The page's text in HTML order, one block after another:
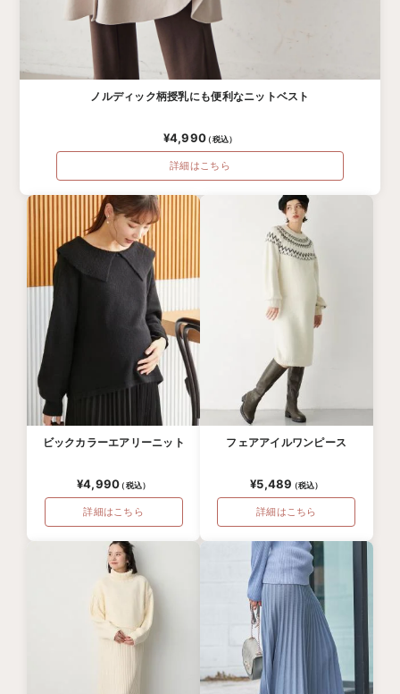
ノルディック柄授乳にも便利なニットベスト
¥4,990
詳細はこちら
ビックカラーエアリーニット
¥4,990
詳細はこちら
フェアアイルワンピース
¥5,489
詳細はこちら